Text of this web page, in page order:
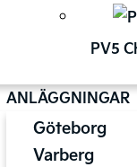
PV5
ANLÄGGNINGAR
Göteborg
Varberg